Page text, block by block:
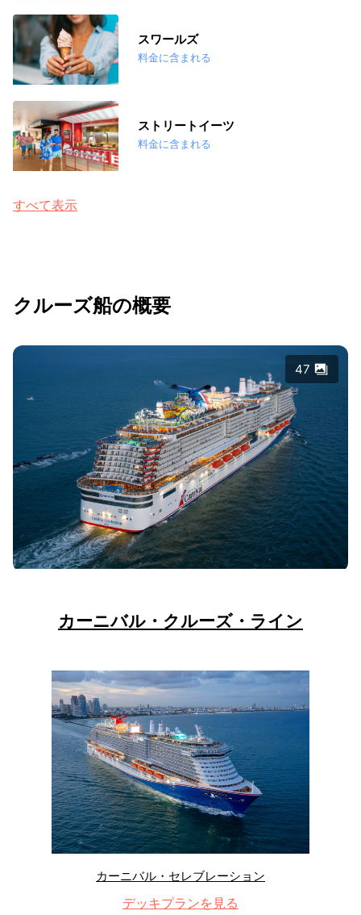
スワールズ
料金に含まれる
ストリートイーツ
料金に含まれる
すべて表示
クルーズ船の概要
47
カーニバル・クルーズ・ライン
カーニバル・セレブレーション
デッキプランを見る